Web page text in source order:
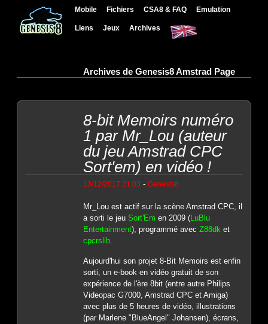
Mobile Fichiers CSA8 & FAQ Emulation
Liens Jeux Archives
Archives de Genesis8 Amstrad Page
8-bit Memoirs numéro
1 par Mr_Lou (auteur
du jeu Amstrad CPC
Sort'em) en vidéo !
13/12/2017 21:03 - Genesis8
Mr_Lou est actif sur la scène Amstrad CPC, il
a sorti le jeu Sort'Em en 2009 (LuBlu
Entertainment), programmé avec Z88dk et
cpcrslib.
Aujourd'hui son projet 8-Bit Memoirs est enfin
sorti, un e-book en vidéo gratuit de son
expérience de l'ère 8bit (entre autre Philips
Videopac G7000, Amstrad CPC et Amiga)
avec plus de 5 heures de vidéo, illustrations
(par Marlene "BlueAngel" Johansen), écrans,